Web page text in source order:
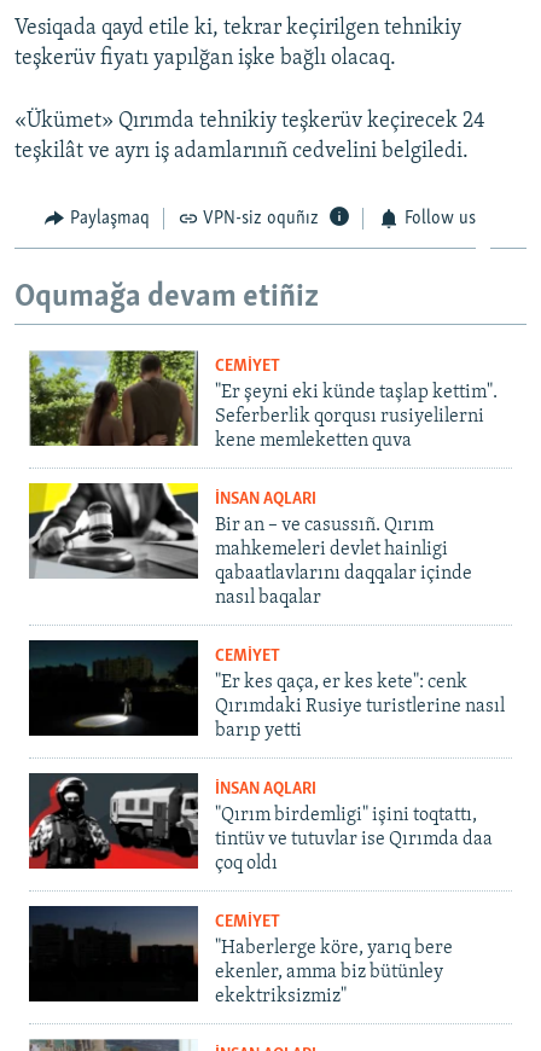
Vesiqada qayd etile ki, tekrar keçirilgen tehnikiy
teşkerüv fiyatı yapılğan işke bağlı olacaq.
«Ükümet» Qırımda tehnikiy teşkerüv keçirecek 24
teşkilât ve ayrı iş adamlarınıñ cedvelini belgiledi.
Paylaşmaq VPN-siz oquñız Follow us
Oqumağa devam etiñiz
CEMİYET
"Er şeyni eki künde taşlap kettim".
Seferberlik qorqusı rusiyelilerni
kene memleketten quva
İNSAN AQLARI
Bir an – ve casussıñ. Qırım
mahkemeleri devlet hainligi
qabaatlavlarını daqqalar içinde
nasıl baqalar
CEMİYET
"Er kes qaça, er kes kete": cenk
Qırımdaki Rusiye turistlerine nasıl
barıp yetti
İNSAN AQLARI
"Qırım birdemligi" işini toqtattı,
tintüv ve tutuvlar ise Qırımda daa
çoq oldı
CEMİYET
"Haberlerge köre, yarıq bere
ekenler, amma biz bütünley
ekektriksizmiz"